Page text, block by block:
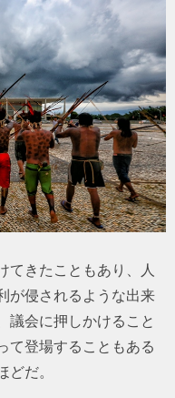
てきたこともあり、人
が侵されるような出来
議会に押しかけること
て登場することもある
だ。